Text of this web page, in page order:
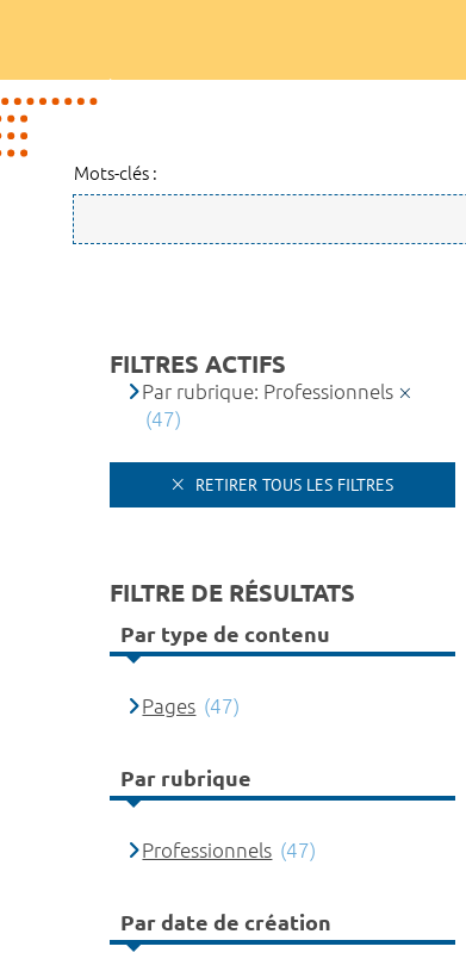
Mots-clés :
FILTRES ACTIFS
Par rubrique: Professionnels
(47)
RETIRER TOUS LES FILTRES
FILTRE DE RÉSULTATS
Par type de contenu
Pages (47)
Par rubrique
Professionnels (47)
Par date de création